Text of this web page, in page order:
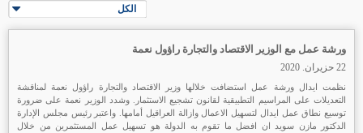
الكل
ورشة عمل مع الوزير الاقتصاد والتجارة راؤول نعمة
22 حزيران. 2020
نظمت ايدال ورشة عمل استضافت خلالها وزير الاقتصاد والتجارة راؤول نعمة لمناقشة
التعديلات على المراسيم التطبيقية لقانون تشجيع الاستثمار. وشدد الوزير نعمة على ضرورة
توسيع نطاق عمل ايدال لتسهيل الاعمال وازالة العراقيل أمامها. واعتبر رئيس مجلس الإدارة
الدكتور مازن سويد ان افضل ما تقوم به الدولة هو تسهيل عمل المستثمرين من خلال